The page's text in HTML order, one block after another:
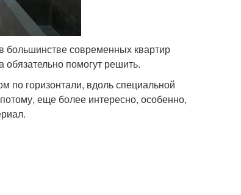
большинстве современных квартир
помогут решить.
горизонтали, вдоль специальной
еще более интересно, особенно,